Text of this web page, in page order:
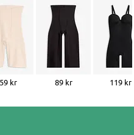
kr 89 kr 119 kr